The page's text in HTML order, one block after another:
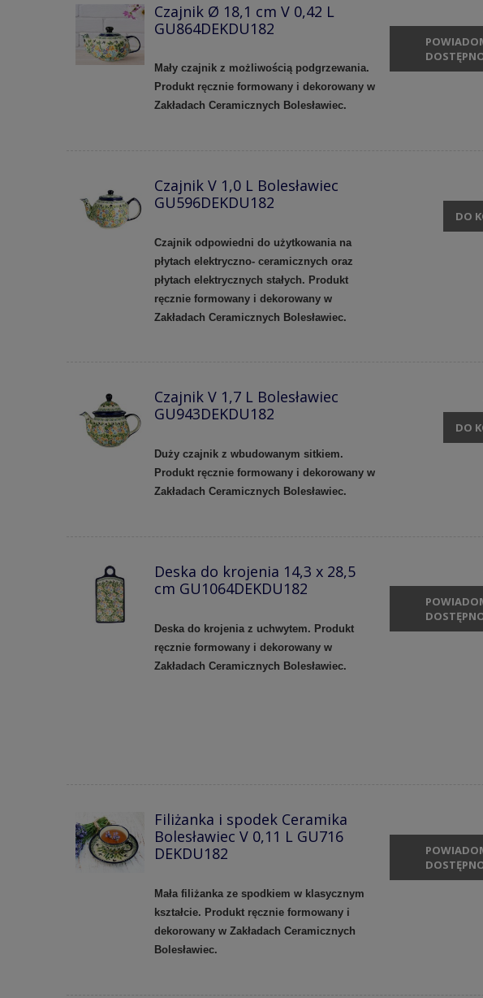
Czajnik Ø 18,1 cm V 0,42 L
GU864DEKDU182
Mały czajnik z możliwością podgrzewania.
Produkt ręcznie formowany i dekorowany w
Zakładach Ceramicznych Bolesławiec.
Czajnik V 1,0 L Bolesławiec
GU596DEKDU182
Czajnik odpowiedni do użytkowania na
płytach elektryczno- ceramicznych oraz
płytach elektrycznych stałych. Produkt
ręcznie formowany i dekorowany w
Zakładach Ceramicznych Bolesławiec.
DO
Czajnik V 1,7 L Bolesławiec
GU943DEKDU182
Duży czajnik z wbudowanym sitkiem.
Produkt ręcznie formowany i dekorowany w
Zakładach Ceramicznych Bolesławiec.
DO
Deska do krojenia 14,3 x 28,5
cm GU1064DEKDU182
Deska do krojenia z uchwytem. Produkt
ręcznie formowany i dekorowany w
Zakładach Ceramicznych Bolesławiec.
Filiżanka i spodek Ceramika
Bolesławiec V 0,11 L GU716
DEKDU182
Mała filiżanka ze spodkiem w klasycznym
kształcie. Produkt ręcznie formowany i
dekorowany w Zakładach Ceramicznych
Bolesławiec.